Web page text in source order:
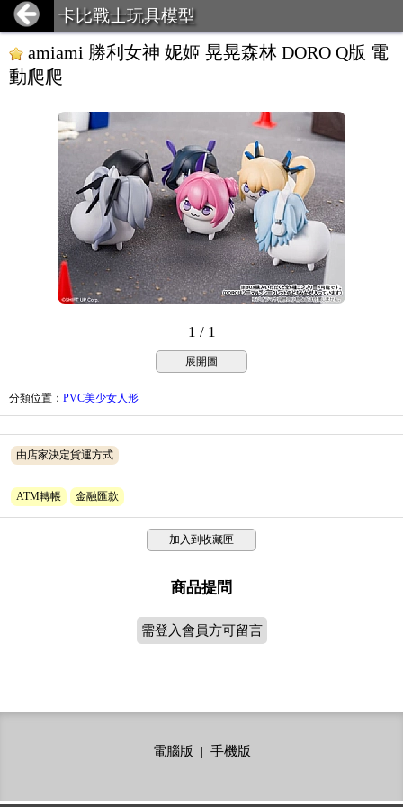
卡比戰士玩具模型
amiami 勝利女神 妮姬 晃晃森林 DORO Q版 電
動爬爬
1 / 1
展開圖
分類位置 ： PVC美少女人形
由店家決定貨運方式
ATM轉帳 金融匯款
加入到收藏匣
商品提問
需登入會員方可留言
電腦版 | 手機版